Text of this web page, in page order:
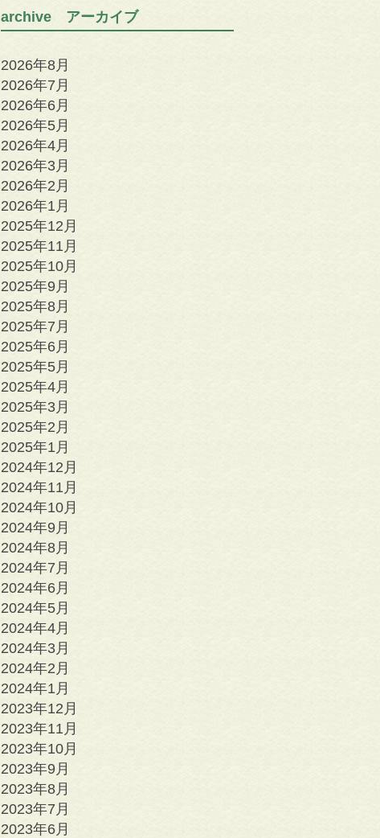
archive アーカイブ
2026年8月
2026年7月
2026年6月
2026年5月
2026年4月
2026年3月
2026年2月
2026年1月
2025年12月
2025年11月
2025年10月
2025年9月
2025年8月
2025年7月
2025年6月
2025年5月
2025年4月
2025年3月
2025年2月
2025年1月
2024年12月
2024年11月
2024年10月
2024年9月
2024年8月
2024年7月
2024年6月
2024年5月
2024年4月
2024年3月
2024年2月
2024年1月
2023年12月
2023年11月
2023年10月
2023年9月
2023年8月
2023年7月
2023年6月